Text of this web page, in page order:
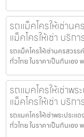
รถแม็คโครให้เช่าน
แม็คโครให้เช่า บริ
รถแม็คโครให้เช่านครสวรร
ทั่วไทย ในราคาเป็นกันเอ
รถแมคโครให้เช่าพ
แม็คโครให้เช่า บริ
รถแมคโครให้เช่าพระประแ
ทั่วไทย ในราคาเป็นกันเอ